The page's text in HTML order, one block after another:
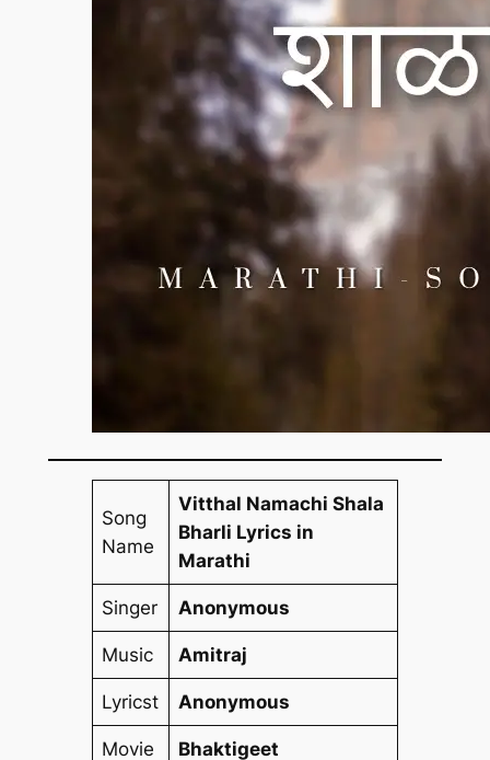
Song
Name
Vitthal Namachi Shala
Bharli Lyrics in
Marathi
Singer Anonymous
Music Amitraj
Lyricst Anonymous
Movie Bhaktigeet